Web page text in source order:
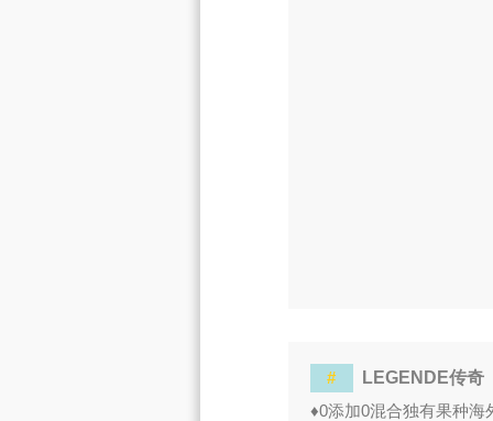
#
LEGENDE传奇
♦0添加0混合独有果种海